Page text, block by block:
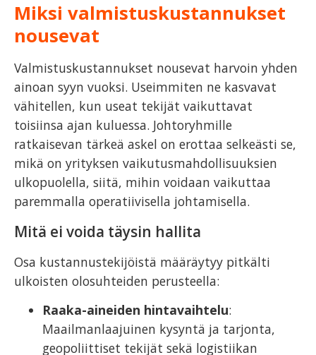
Miksi valmistuskustannukset
nousevat
Valmistuskustannukset nousevat harvoin yhden
ainoan syyn vuoksi. Useimmiten ne kasvavat
vähitellen, kun useat tekijät vaikuttavat
toisiinsa ajan kuluessa. Johtoryhmille
ratkaisevan tärkeä askel on erottaa selkeästi se,
mikä on yrityksen vaikutusmahdollisuuksien
ulkopuolella, siitä, mihin voidaan vaikuttaa
paremmalla operatiivisella johtamisella.
Mitä ei voida täysin hallita
Osa kustannustekijöistä määräytyy pitkälti
ulkoisten olosuhteiden perusteella:
Raaka-aineiden hintavaihtelu:
Maailmanlaajuinen kysyntä ja tarjonta,
geopoliittiset tekijät sekä logistiikan